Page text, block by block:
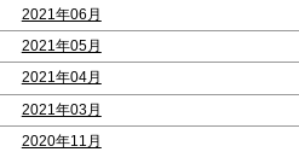
2021年06月
2021年05月
2021年04月
2021年03月
2020年11月